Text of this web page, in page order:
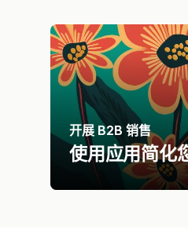
开展 B2B 销售
使用应用简化